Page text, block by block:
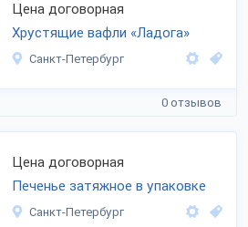
Цена договорная
Хрустящие вафли «Ладога»
Санкт-Петербург
0 отзывов
Цена договорная
Печенье затяжное в упаковке
Санкт-Петербург